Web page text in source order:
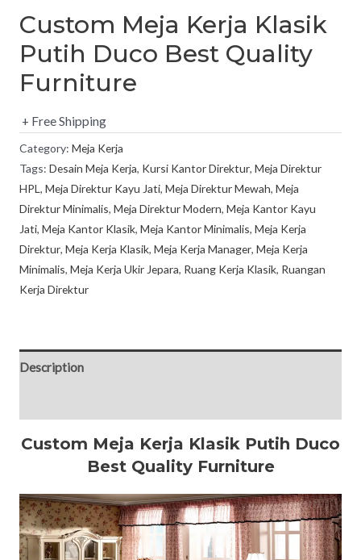
Custom Meja Kerja Klasik
Putih Duco Best Quality
Furniture
+ Free Shipping
Category: Meja Kerja
Tags: Desain Meja Kerja, Kursi Kantor Direktur, Meja Direktur
HPL, Meja Direktur Kayu Jati, Meja Direktur Mewah, Meja
Direktur Minimalis, Meja Direktur Modern, Meja Kantor Kayu
Jati, Meja Kantor Klasik, Meja Kantor Minimalis, Meja Kerja
Direktur, Meja Kerja Klasik, Meja Kerja Manager, Meja Kerja
Minimalis, Meja Kerja Ukir Jepara, Ruang Kerja Klasik, Ruangan
Kerja Direktur
Description
Custom Meja Kerja Klasik Putih Duco
Best Quality Furniture